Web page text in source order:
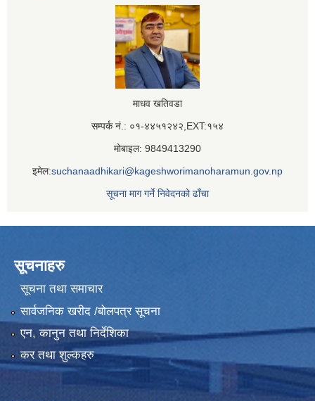
माधव खतिवडा
सम्पर्क नं.: ०१-४४५१२४२,EXT:१५४
मोबाइल: 9849413290
इमेल:suchanaadhikari@kageshworimanoharamun.gov.np
सूचना माग गर्ने निवेदनको ढाँचा
सूचनाहरु
सूचना तथा समाचार
सार्वजनिक खरीद /बोलपत्र सूचना
एन, कानुन तथा निर्देशिका
कर तथा शुल्कहरु